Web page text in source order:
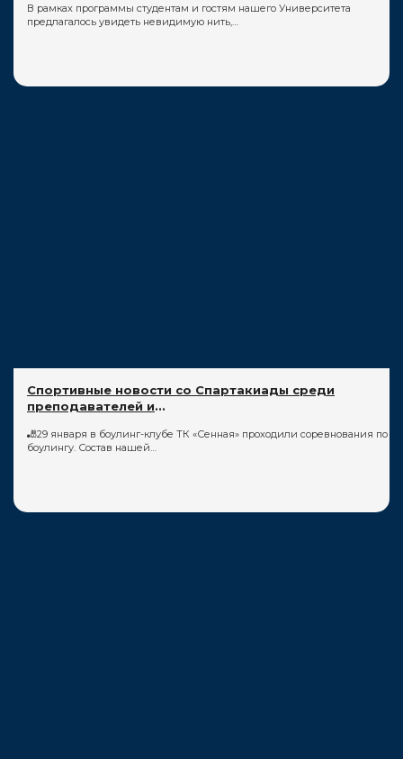
В рамках программы студентам и гостям нашего Университета
предлагалось увидеть невидимую нить,…
Спортивные новости со Спартакиады среди
преподавателей и...
🎳29 января в боулинг-клубе ТК «Сенная» проходили соревнования по
боулингу. Состав нашей…